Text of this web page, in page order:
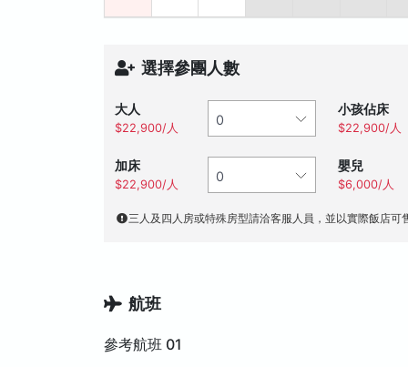
選擇參團人數
大人
$22,900/人
小孩佔床
$22,900/人
加床
$22,900/人
嬰兒
$6,000/人
三人及四人房或特殊房型請洽客服人員，並以實際飯店可
航班
參考航班 01